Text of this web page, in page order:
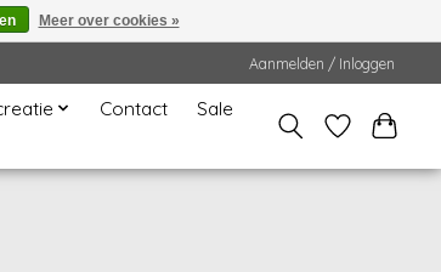
Aanmelden / Inloggen
Contact
Sale
Meer over cookies »